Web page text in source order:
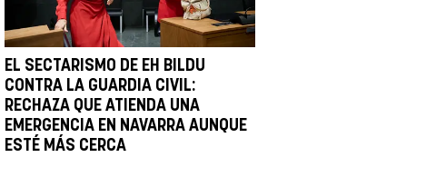
EL SECTARISMO DE EH BILDU
CONTRA LA GUARDIA CIVIL:
RECHAZA QUE ATIENDA UNA
EMERGENCIA EN NAVARRA AUNQUE
ESTÉ MÁS CERCA